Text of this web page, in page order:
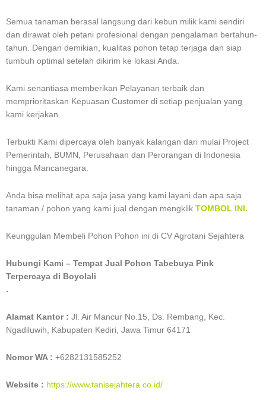
Semua tanaman berasal langsung dari kebun milik kami sendiri
dan dirawat oleh petani profesional dengan pengalaman bertahun-
tahun. Dengan demikian, kualitas pohon tetap terjaga dan siap
tumbuh optimal setelah dikirim ke lokasi Anda.
Kami senantiasa memberikan Pelayanan terbaik dan
memprioritaskan Kepuasan Customer di setiap penjualan yang
kami kerjakan.
Terbukti Kami dipercaya oleh banyak kalangan dari mulai Project
Pemerintah, BUMN, Perusahaan dan Perorangan di Indonesia
hingga Mancanegara.
Anda bisa melihat apa saja jasa yang kami layani dan apa saja
tanaman / pohon yang kami jual dengan mengklik TOMBOL INI.
Keunggulan Membeli Pohon Pohon ini di CV Agrotani Sejahtera
Hubungi Kami – Tempat Jual Pohon Tabebuya Pink
Terpercaya di Boyolali
.
Alamat Kantor : Jl. Air Mancur No.15, Ds. Rembang, Kec.
Ngadiluwih, Kabupaten Kediri, Jawa Timur 64171
Nomor WA : +6282131585252
Website : https://www.tanisejahtera.co.id/